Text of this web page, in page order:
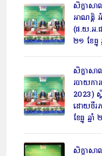
សិក្ខាសា
អាណត្តិ អំ
(ផ.យ.អ.ជ
២១ ខែធ្
សិក្ខាសា
របាយកា
2023) ស្
ដោយចីរភ
ខែធ្នូ ឆ្
សិក្ខាសា